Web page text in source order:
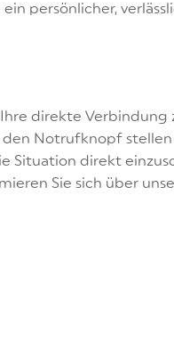
persönlicher,
direkte
Notrufknopf
Situation direkt
Sie sich über